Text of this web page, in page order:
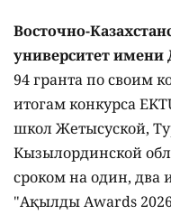
Восточно-
университет имени
94 гранта по своим
итогам конкурса
школ Жетысуской,
Кызылординской
сроком на один, два
"Ақылды Awards